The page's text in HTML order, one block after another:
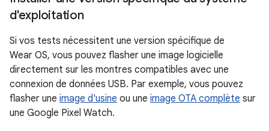
d'exploitation
Si vos tests nécessitent une version spécifique de
Wear OS, vous pouvez flasher une image logicielle
directement sur les montres compatibles avec une
connexion de données USB. Par exemple, vous pouvez
flasher une image d'usine ou une image OTA complète sur
une Google Pixel Watch.